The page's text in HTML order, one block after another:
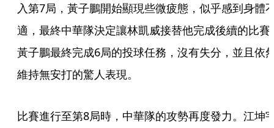
入第7局，黃子鵬開始顯現些微疲態，似乎感到身體
適，最終中華隊決定讓林凱威接替他完成後續的比賽
黃子鵬最終完成6局的投球任務，沒有失分，並且依
維持無安打的驚人表現。
比賽進行至第8局時，中華隊的攻勢再度發力。江坤